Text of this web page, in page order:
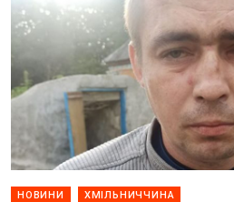
НОВИНИ ХМІЛЬНИЧЧИНА